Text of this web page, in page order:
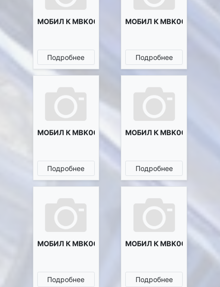
МОБИЛ К MBK0016299
Подробнее
МОБИЛ К MBK0020164
Подробнее
МОБИЛ К MBK0020873
Подробнее
МОБИЛ К MBK0020892
Подробнее
МОБИЛ К MBK0020893
Подробнее
МОБИЛ К MBK0020921
Подробнее